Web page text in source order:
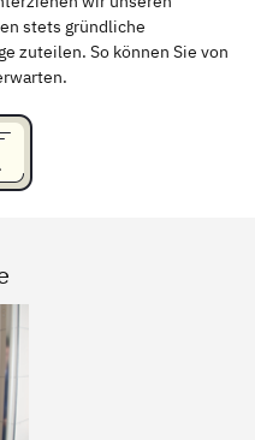
stets gründliche
zuteilen. So können Sie von